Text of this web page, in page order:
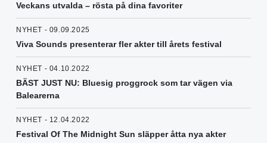
Veckans utvalda – rösta på dina favoriter
NYHET - 09.09.2025
Viva Sounds presenterar fler akter till årets festival
NYHET - 04.10.2022
BÄST JUST NU: Bluesig proggrock som tar vägen via
Balearerna
NYHET - 12.04.2022
Festival Of The Midnight Sun släpper åtta nya akter